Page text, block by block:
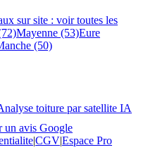
sur site : voir toutes les
Mayenne (53)Eure
(50)
toiture par satellite IA
un avis Google
|CGV|Espace Pro